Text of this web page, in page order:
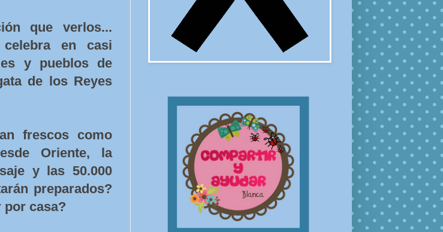
que verlos...
en casi
y pueblos de
de los Reyes
frescos como
Oriente, la
y las 50.000
preparados?
por casa?